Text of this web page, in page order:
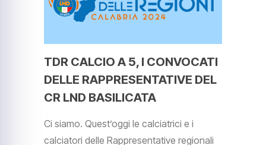
TDR CALCIO A 5, I CONVOCATI
DELLE RAPPRESENTATIVE DEL
CR LND BASILICATA
Ci siamo. Quest’oggi le calciatrici e i
calciatori delle Rappresentative regionali